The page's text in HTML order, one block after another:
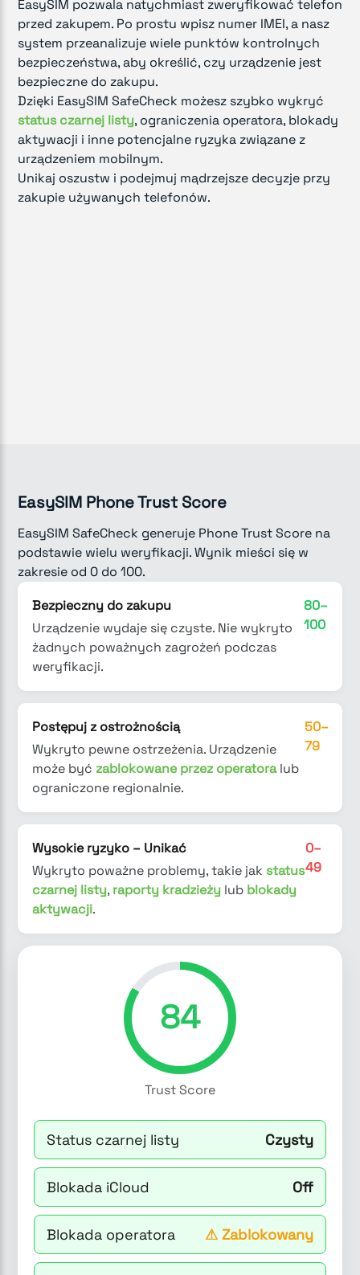
EasySIM pozwala natychmiast zweryfikować telefon
przed zakupem. Po prostu wpisz numer IMEI, a nasz
system przeanalizuje wiele punktów kontrolnych
bezpieczeństwa, aby określić, czy urządzenie jest
bezpieczne do zakupu.
Dzięki EasySIM SafeCheck możesz szybko wykryć
status czarnej listy, ograniczenia operatora, blokady
aktywacji i inne potencjalne ryzyka związane z
urządzeniem mobilnym.
Unikaj oszustw i podejmuj mądrzejsze decyzje przy
zakupie używanych telefonów.
EasySIM Phone Trust Score
EasySIM SafeCheck generuje Phone Trust Score na
podstawie wielu weryfikacji. Wynik mieści się w
zakresie od 0 do 100.
Bezpieczny do zakupu
Urządzenie wydaje się czyste. Nie wykryto
żadnych poważnych zagrożeń podczas
weryfikacji.
80–
100
Postępuj z ostrożnością
Wykryto pewne ostrzeżenia. Urządzenie
może być zablokowane przez operatoralub
ograniczone regionalnie.
50–
79
Wysokie ryzyko – Unikać
Wykryto poważne problemy, takie jak status
czarnej listy, raporty kradzieży lub blokady
aktywacji.
0–
49
84
Trust Score
Status czarnej listy Czysty
Blokada iCloud Off
Blokada operatora ⚠ Zablokowany